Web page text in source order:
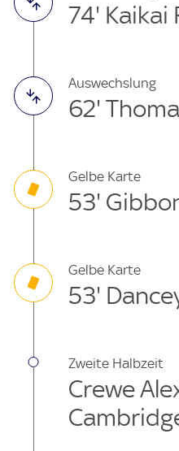
74' Kaikai
Auswechslung
62'
Gelbe Karte
53'
Gelbe Karte
53'
Zweite Halbzeit
Crewe